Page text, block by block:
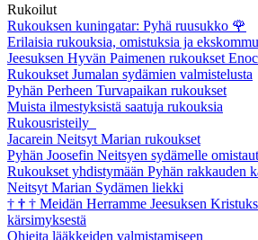
Rukoilut
Rukouksen kuningatar: Pyhä ruusukko 🌹
Erilaisia rukouksia, omistuksia ja
Jeesuksen Hyvän Paimenen rukoukset
Rukoukset Jumalan sydämien valmistelusta
Pyhän Perheen Turvapaikan rukoukset
Muista ilmestyksistä saatuja rukouksia
Rukousristeily
Jacarein Neitsyt Marian rukoukset
Pyhän Joosefin Neitsyen sydämelle
Rukoukset yhdistymään Pyhän rakkauden
Neitsyt Marian Sydämen liekki
† † † Meidän Herramme Jeesuksen
kärsimyksestä
Ohjeita lääkkeiden valmistamiseen